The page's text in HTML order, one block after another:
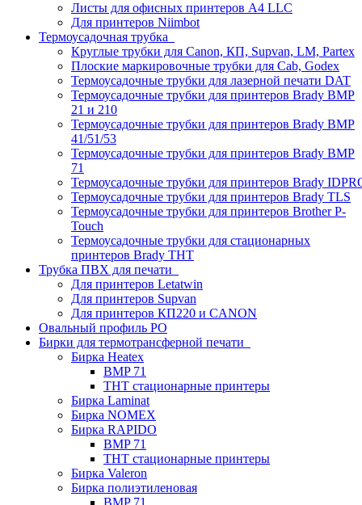
Листы для офисных принтеров А4 LLC
Для принтеров Niimbot
Термоусадочная трубка
Круглые трубки для Canon, КП, Supvan, LM, Partex
Плоские маркировочные трубки для Cab, Godex
Термоусадочные трубки для лазерной печати DAT
Термоусадочные трубки для принтеров Brady BMP
21 и 210
Термоусадочные трубки для принтеров Brady BMP
41/51/53
Термоусадочные трубки для принтеров Brady BMP
71
Термоусадочные трубки для принтеров Brady
Термоусадочные трубки для принтеров Brady TLS
Термоусадочные трубки для принтеров Brother P-
Touch
Термоусадочные трубки для стационарных
принтеров Brady THT
Трубка ПВХ для печати
Для принтеров Letatwin
Для принтеров Supvan
Для принтеров КП220 и CANON
Овальный профиль PO
Бирки для термотрансферной печати
Бирка Heatex
BMP 71
THT стационарные принтеры
Бирка Laminat
Бирка NOMEX
Бирка RAPIDO
BMP 71
THT стационарные принтеры
Бирка Valeron
Бирка полиэтиленовая
BMP 71